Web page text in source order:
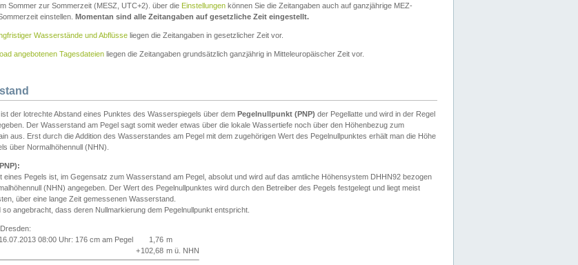
Sommer zur Sommerzeit (MESZ, UTC+2). über die Einstellungen können Sie die Zeitangaben auch auf ganzjährige MEZ-
einstellen. Momentan sind alle Zeitangaben auf gesetzliche Zeit eingestellt.
Wasserstände und Abflüsse liegen die Zeitangaben in gesetzlicher Zeit vor.
angebotenen Tagesdateien liegen die Zeitangaben grundsätzlich ganzjährig in Mitteleuropäischer Zeit vor.
der lotrechte Abstand eines Punktes des Wasserspiegels über dem Pegelnullpunkt (PNP) der Pegellatte und wird in der Regel
Der Wasserstand am Pegel sagt somit weder etwas über die lokale Wassertiefe noch über den Höhenbezug zum
aus. Erst durch die Addition des Wasserstandes am Pegel mit dem zugehörigen Wert des Pegelnullpunktes erhält man die Höhe
über Normalhöhennull (NHN).
eines Pegels ist, im Gegensatz zum Wasserstand am Pegel, absolut und wird auf das amtliche Höhensystem DHHN92 bezogen
(NHN) angegeben. Der Wert des Pegelnullpunktes wird durch den Betreiber des Pegels festgelegt und liegt meist
über eine lange Zeit gemessenen Wasserstand.
so angebracht, dass deren Nullmarkierung dem Pegelnullpunkt entspricht.
08:00 Uhr: 176 cm am Pegel
1,76 m
+102,68 m ü. NHN